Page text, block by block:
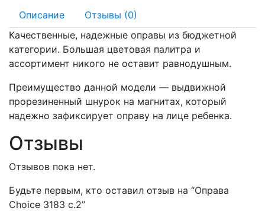
Описание
Отзывы (0)
Качественные, надежные оправы из бюджетной
категории. Большая цветовая палитра и
ассортимент никого не оставит равнодушным.
Преимущество данной модели — выдвижной
прорезиненный шнурок на магнитах, который
надежно зафиксирует оправу на лице ребенка.
Отзывы
Отзывов пока нет.
Будьте первым, кто оставил отзыв на “Оправа
Choice 3183 с.2”